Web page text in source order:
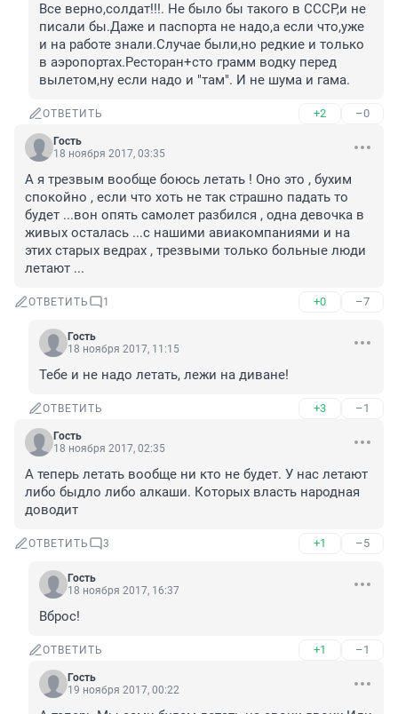
Все верно,солдат!!!. Не было бы такого в СССР,и не
писали бы.Даже и паспорта не надо,а если что,уже
и на работе знали.Случае были,но редкие и только
в аэропортах.Ресторан+сто грамм водку перед
вылетом,ну если надо и "там". И не шума и гама.
ОТВЕТИТЬ +2 –0
Гость
18 ноября 2017, 03:35
А я трезвым вообще боюсь летать ! Оно это , бухим
спокойно , если что хоть не так страшно падать то
будет ...вон опять самолет разбился , одна девочка в
живых осталась ...с нашими авиакомпаниями и на
этих старых ведрах , трезвыми только больные люди
летают ...
ОТВЕТИТЬ 1 +0 –7
Гость
18 ноября 2017, 11:15
Тебе и не надо летать, лежи на диване!
ОТВЕТИТЬ +3 –1
Гость
18 ноября 2017, 02:35
А теперь летать вообще ни кто не будет. У нас летают
либо быдло либо алкаши. Которых власть народная
доводит
ОТВЕТИТЬ 3 +1 –5
Гость
18 ноября 2017, 16:37
Вброс!
ОТВЕТИТЬ +1 –1
Гость
19 ноября 2017, 00:22